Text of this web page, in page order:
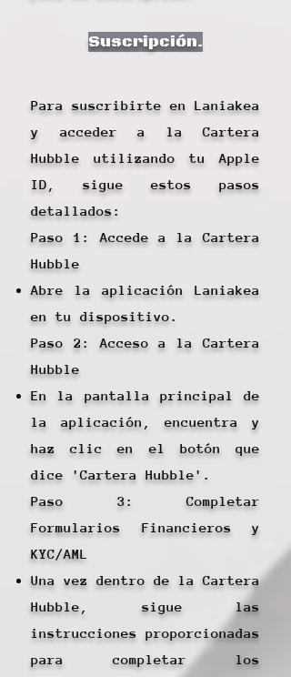
Suscripción.
Para suscribirte en Laniakea
y acceder a la Cartera
Hubble utilizando tu Apple
ID, sigue estos pasos
detallados:
Paso 1: Accede a la Cartera
Hubble
Abre la aplicación Laniakea
en tu dispositivo.
Paso 2: Acceso a la Cartera
Hubble
En la pantalla principal de
la aplicación, encuentra y
haz clic en el botón que
dice 'Cartera Hubble'.
Paso 3: Completar
Formularios Financieros y
KYC/AML
Una vez dentro de la Cartera
Hubble, sigue las
instrucciones proporcionadas
para completar los